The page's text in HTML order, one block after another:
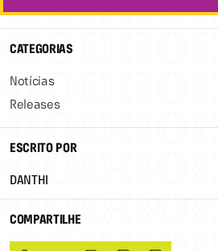
CATEGORIAS
Notícias
Releases
ESCRITO POR
DANTHI
COMPARTILHE